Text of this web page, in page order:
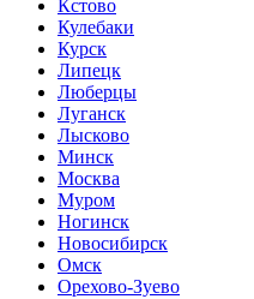
Кстово
Кулебаки
Курск
Липецк
Люберцы
Луганск
Лысково
Минск
Москва
Муром
Ногинск
Новосибирск
Омск
Орехово-Зуево